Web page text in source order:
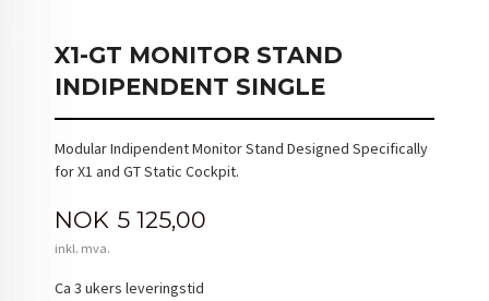
X1-GT MONITOR STAND
INDIPENDENT SINGLE
Modular Indipendent Monitor Stand Designed Specifically
for X1 and GT Static Cockpit.
Pris
NOK 5 125,00
inkl. mva.
Ca 3 ukers leveringstid